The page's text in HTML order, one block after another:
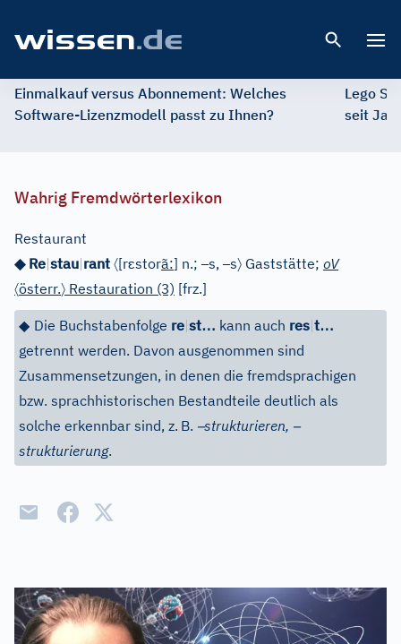
Einmalkauf versus Abonnement: Welches
Software-Lizenzmodell passt zu Ihnen?
Lego
seit
Wahrig Fremdwörterlexikon
Restaurant
◆ Re|stau|rant 〈[rɛstorã:] n.;–s,–s〉 Gaststätte; oV
〈österr.〉 Restauration (3) [frz.]
◆ Die Buchstabenfolge re|st… kann auch res|t…
getrennt werden. Davon ausgenommen sind
Zusammensetzungen, in denen die fremdsprachigen
bzw. sprachhistorischen Bestandteile deutlich als
solche erkennbar sind, z. B. –strukturieren, –
strukturierung.